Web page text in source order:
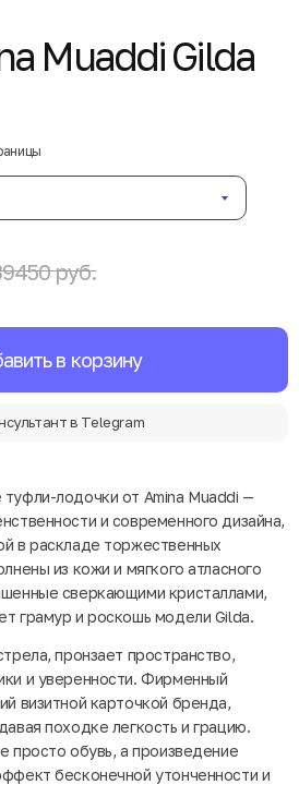
Muaddi Gilda
руб.
в корзину
в Telegram
лодочки от Amina Muaddi —
и современного дизайна,
в раскладе торжественных
из кожи и мягкого атласного
сверкающими кристаллами,
грамур и роскошь модели Gilda.
пронзает пространство,
и уверенности. Фирменный
визитной карточкой бренда,
походке легкость и грацию.
просто обувь, а произведение
бесконечной утонченности и